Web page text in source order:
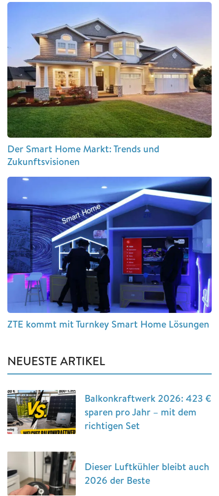
Der Smart Home Markt: Trends und
Zukunftsvisionen
ZTE kommt mit Turnkey Smart Home Lösungen
NEUESTE ARTIKEL
Balkonkraftwerk 2026: 423 €
sparen pro Jahr – mit dem
richtigen Set
Dieser Luftkühler bleibt auch
2026 der Beste